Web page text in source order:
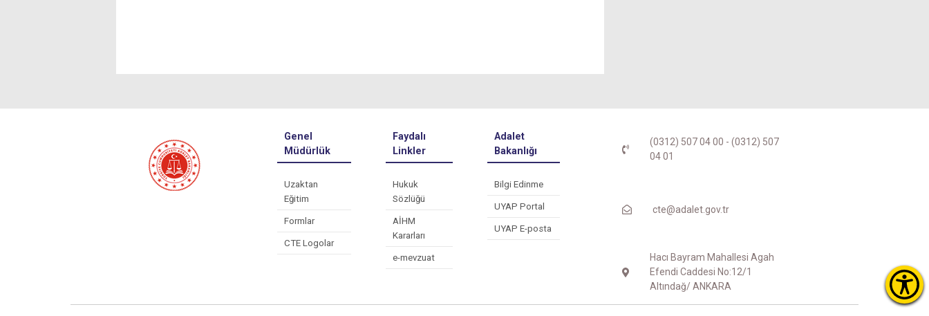
Genel
Müdürlük
Uzaktan
Eğitim
Formlar
CTE Logolar
Faydalı
Linkler
Hukuk
Sözlüğü
AİHM
Kararları
e-mevzuat
Adalet
Bakanlığı
Bilgi Edinme
UYAP Portal
UYAP E-posta
(0312) 507 04 00 - (0312) 507
04 01
cte@adalet.gov.tr
Hacı Bayram Mahallesi Agah
Efendi Caddesi No:12/1
Altındağ/ ANKARA